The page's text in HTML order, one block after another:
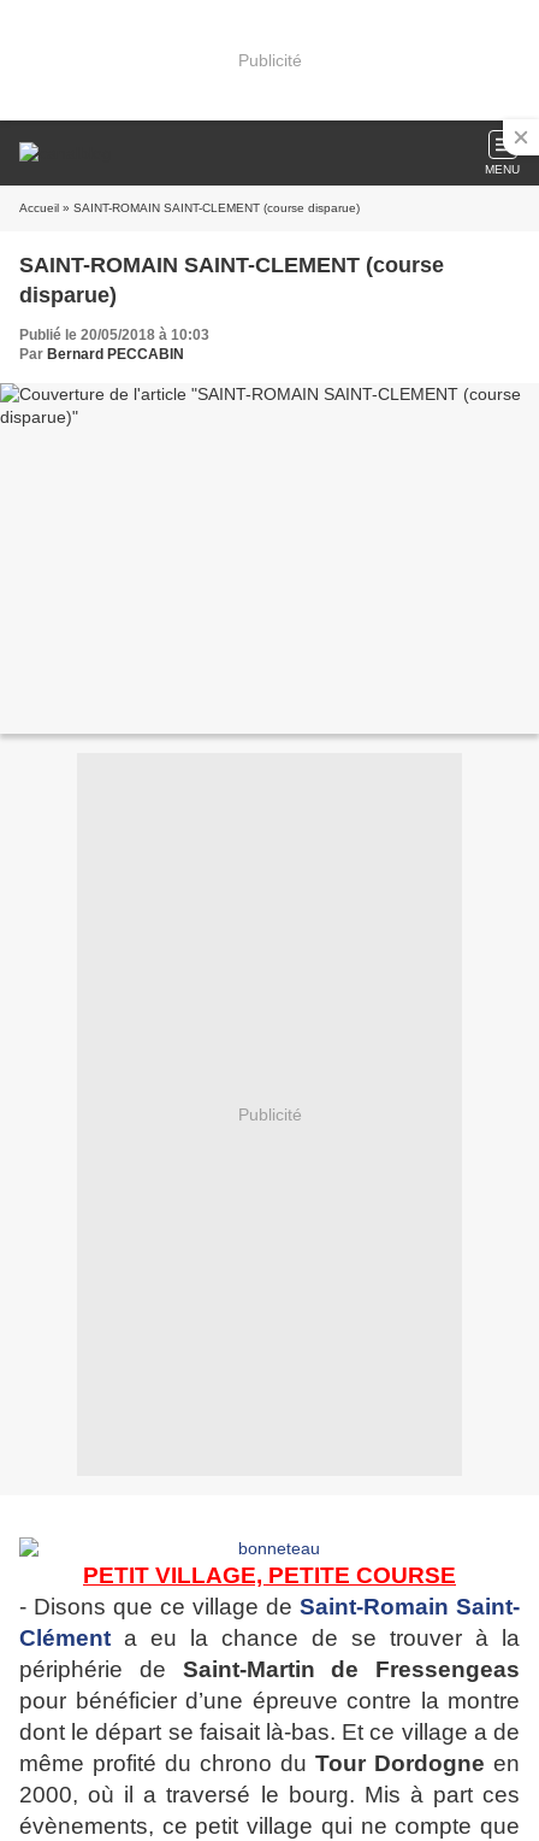
Publicité
MENU
Accueil » SAINT-ROMAIN SAINT-CLEMENT (course disparue)
SAINT-ROMAIN SAINT-CLEMENT (course
disparue)
Publié le 20/05/2018 à 10:03
Par Bernard PECCABIN
Publicité
PETIT VILLAGE, PETITE COURSE
- Disons que ce village de Saint-Romain Saint-
Clément a eu la chance de se trouver à la
périphérie de Saint-Martin de Fressengeas
pour bénéficier d’une épreuve contre la montre
dont le départ se faisait là-bas. Et ce village a de
même profité du chrono du Tour Dordogne en
2000, où il a traversé le bourg. Mis à part ces
évènements, ce petit village qui ne compte que